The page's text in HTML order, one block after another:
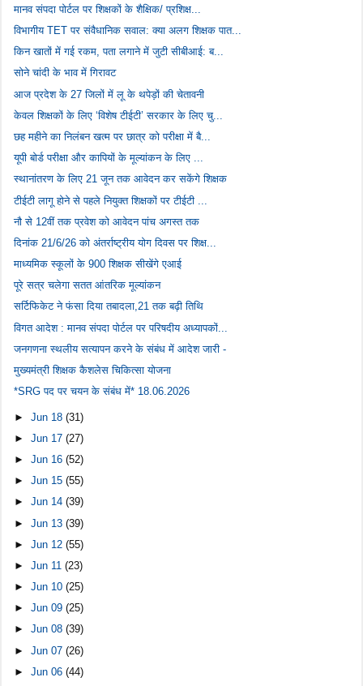
मानव संपदा पोर्टल पर शिक्षकों के शैक्षिक/ प्रशिक्ष...
विभागीय TET पर संवैधानिक सवाल: क्या अलग शिक्षक पात...
किन खातों में गई रकम, पता लगाने में जुटी सीबीआई: ब...
सोने चांदी के भाव में गिरावट
आज प्रदेश के 27 जिलों में लू के थपेड़ों की चेतावनी
केवल शिक्षकों के लिए ‘विशेष टीईटी’ सरकार के लिए चु...
छह महीने का निलंबन खत्म पर छात्र को परीक्षा में बै...
यूपी बोर्ड परीक्षा और कापियों के मूल्यांकन के लिए ...
स्थानांतरण के लिए 21 जून तक आवेदन कर सकेंगे शिक्षक
टीईटी लागू होने से पहले नियुक्त शिक्षकों पर टीईटी ...
नौ से 12वीं तक प्रवेश को आवेदन पांच अगस्त तक
दिनांक 21/6/26 को अंतर्राष्ट्रीय योग दिवस पर शिक्ष...
माध्यमिक स्कूलों के 900 शिक्षक सीखेंगे एआई
पूरे सत्र चलेगा सतत आंतरिक मूल्यांकन
सर्टिफिकेट ने फंसा दिया तबादला,21 तक बढ़ी तिथि
विगत आदेश : मानव संपदा पोर्टल पर परिषदीय अध्यापकों...
जनगणना स्थलीय सत्यापन करने के संबंध में आदेश जारी -
मुख्यमंत्री शिक्षक कैशलेस चिकित्सा योजना
*SRG पद पर चयन के संबंध में* 18.06.2026
►Jun 18(31)
►Jun 17(27)
►Jun 16(52)
►Jun 15(55)
►Jun 14(39)
►Jun 13(39)
►Jun 12(55)
►Jun 11(23)
►Jun 10(25)
►Jun 09(25)
►Jun 08(39)
►Jun 07(26)
►Jun 06(44)